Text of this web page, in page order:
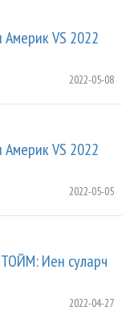
VS 2022
2022-05-08
VS 2022
2022-05-05
Иен суларч
2022-04-27